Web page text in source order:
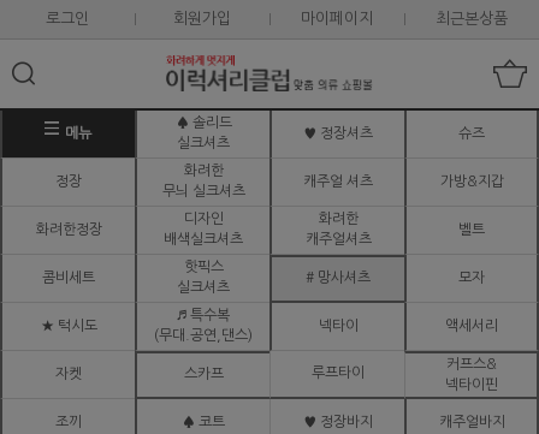
로그인 회원가입 마이페이지 최근본상품
메뉴
♠ 솔리드
실크셔츠
♥ 정장셔츠 슈즈
정장
화려한
무늬 실크셔츠
캐주얼 셔츠 가방&지갑
화려한정장
디자인
배색실크셔츠
화려한
캐주얼셔츠
벨트
콤비세트
핫픽스
실크셔츠
# 망사셔츠 모자
★ 턱시도
♬ 특수복
(무대.공연,댄스)
넥타이 액세서리
자켓 스카프 루프타이
커프스&
넥타이핀
조끼 ♠ 코트 ♥ 정장바지 캐주얼바지